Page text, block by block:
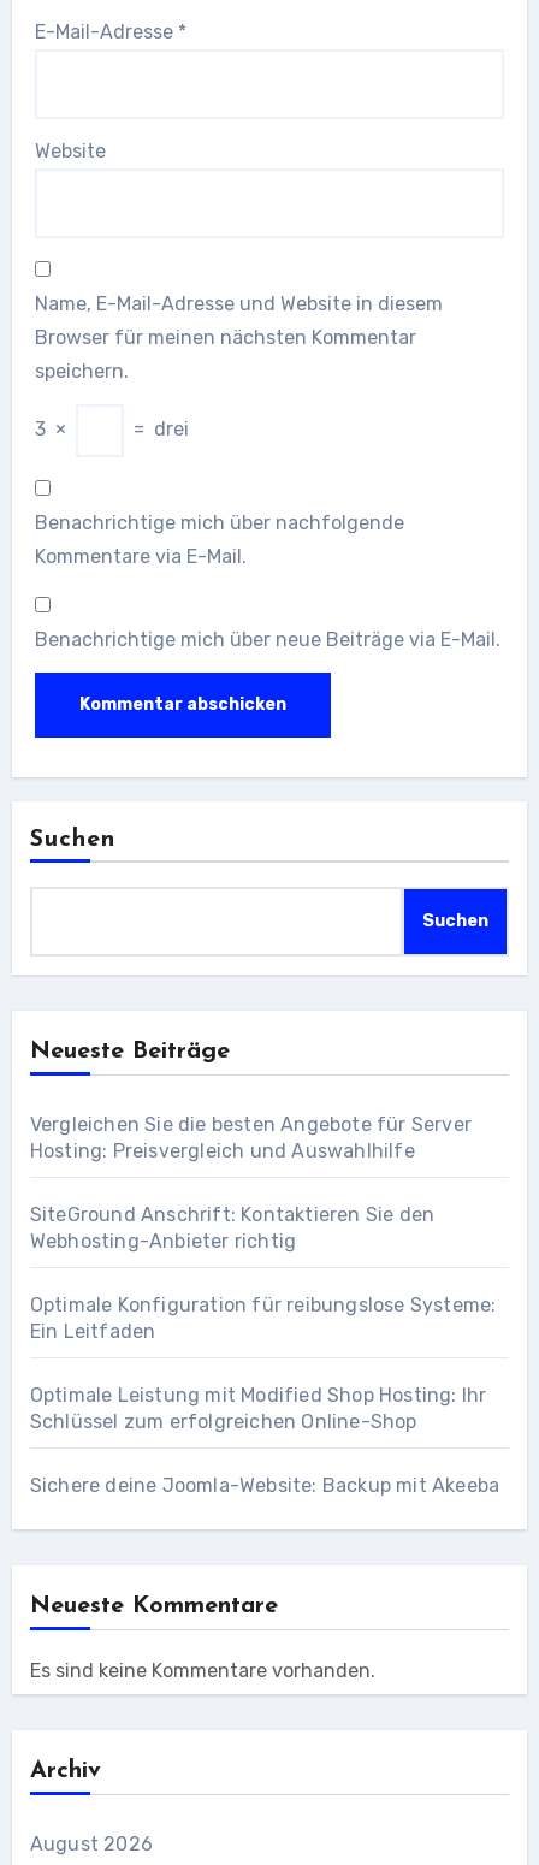
E-Mail-Adresse *
Website
Name, E-Mail-Adresse und Website in diesem
Browser für meinen nächsten Kommentar
speichern.
3 × = drei
Benachrichtige mich über nachfolgende
Kommentare via E-Mail.
Benachrichtige mich über neue Beiträge via E-Mail.
Suchen
Suchen
Neueste Beiträge
Vergleichen Sie die besten Angebote für Server
Hosting: Preisvergleich und Auswahlhilfe
SiteGround Anschrift: Kontaktieren Sie den
Webhosting-Anbieter richtig
Optimale Konfiguration für reibungslose Systeme:
Ein Leitfaden
Optimale Leistung mit Modified Shop Hosting: Ihr
Schlüssel zum erfolgreichen Online-Shop
Sichere deine Joomla-Website: Backup mit Akeeba
Neueste Kommentare
Es sind keine Kommentare vorhanden.
Archiv
August 2026